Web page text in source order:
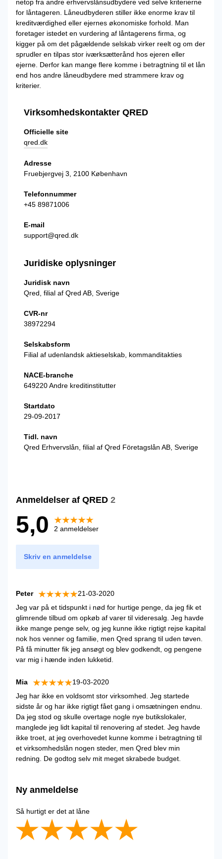
netop fra andre erhvervslånsudbydere ved selve kriterierne
for låntageren. Låneudbyderen stiller ikke enorme krav til
kreditværdighed eller ejernes økonomiske forhold. Man
foretager istedet en vurdering af låntagerens firma, og
kigger på om det pågældende selskab virker reelt og om der
sprudler en tilpas stor iværksætterånd hos ejeren eller
ejerne. Derfor kan mange flere komme i betragtning til et lån
end hos andre låneudbydere med strammere krav og
kriterier.
Virksomhedskontakter QRED
Officielle site
qred.dk
Adresse
Fruebjergvej 3, 2100 København
Telefonnummer
+45 89871006
E-mail
support@qred.dk
Juridiske oplysninger
Juridisk navn
Qred, filial af Qred AB, Sverige
CVR-nr
38972294
Selskabsform
Filial af udenlandsk aktieselskab, kommanditakties
NACE-branche
649220 Andre kreditinstitutter
Startdato
29-09-2017
Tidl. navn
Qred Erhvervslån, filial af Qred Företagslån AB, Sverige
Anmeldelser af QRED 2
5,0 2 anmeldelser
Skriv en anmeldelse
Peter
21-03-2020
Jeg var på et tidspunkt i nød for hurtige penge, da jeg fik et
glimrende tilbud om opkøb af varer til videresalg. Jeg havde
ikke mange penge selv, og jeg kunne ikke rigtigt rejse kapital
nok hos venner og familie, men Qred sprang til uden tøven.
På få minutter fik jeg ansøgt og blev godkendt, og pengene
var mig i hænde inden lukketid.
Mia
19-03-2020
Jeg har ikke en voldsomt stor virksomhed. Jeg startede
sidste år og har ikke rigtigt fået gang i omsætningen endnu.
Da jeg stod og skulle overtage nogle nye butikslokaler,
manglede jeg lidt kapital til renovering af stedet. Jeg havde
ikke troet, at jeg overhovedet kunne komme i betragtning til
et virksomhedslån nogen steder, men Qred blev min
redning. De godtog selv mit meget skrabede budget.
Ny anmeldelse
Så hurtigt er det at låne